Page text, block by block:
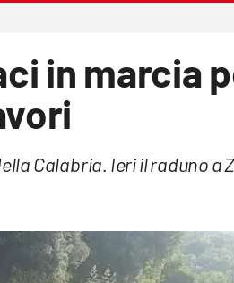
in marcia
Calabria. Ieri il raduno a